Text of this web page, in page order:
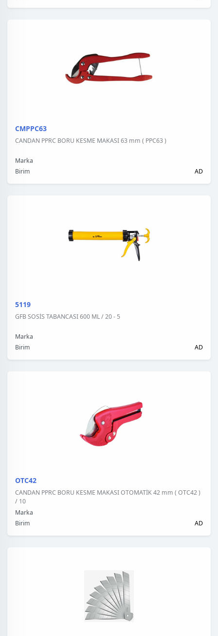
CMPPC63
CANDAN PPRC BORU KESME MAKASI 63 mm ( PPC63 )
Marka
Birim
AD
5119
GFB SOSİS TABANCASI 600 ML / 20 - 5
Marka
Birim
AD
OTC42
CANDAN PPRC BORU KESME MAKASI OTOMATİK 42 mm ( OTC42 )
/ 10
Marka
Birim
AD